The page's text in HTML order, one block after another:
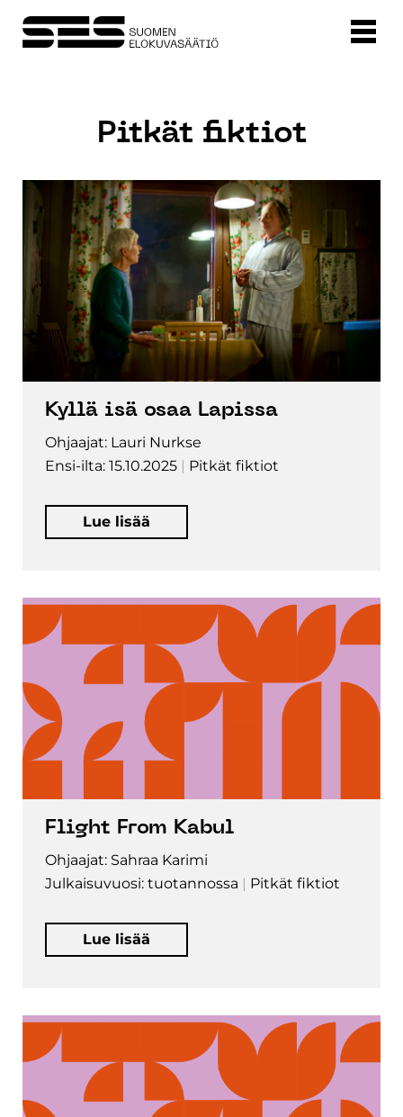
Pitkät fiktiot
Kyllä isä osaa Lapissa
Ohjaajat: Lauri Nurkse
Ensi-ilta: 15.10.2025
Pitkät fiktiot
Lue lisää
Flight From Kabul
Ohjaajat: Sahraa Karimi
Julkaisuvuosi: tuotannossa
Pitkät fiktiot
Lue lisää